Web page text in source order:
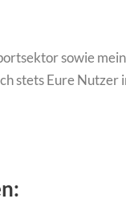
sowie
stets Eure Nutzer